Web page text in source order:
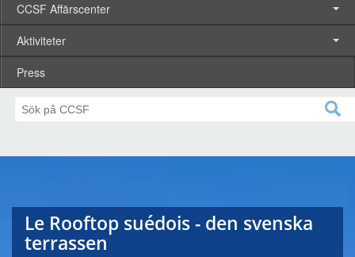
CCSF Affärscenter
Aktiviteter
Press
Le Rooftop suédois - den svenska
terrassen